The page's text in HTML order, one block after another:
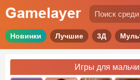
Новинки Лучшие 3Д
Игры для